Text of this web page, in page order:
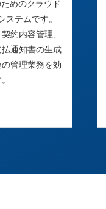
めのクラウド
ステムです。
約内容管理、
通知書の生成
の管理業務を効